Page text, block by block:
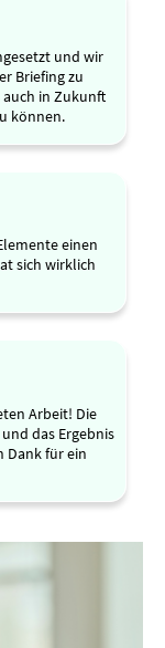
und wir
Briefing zu
auch in Zukunft
können.
einen
sich wirklich
Arbeit! Die
das Ergebnis
Dank für ein